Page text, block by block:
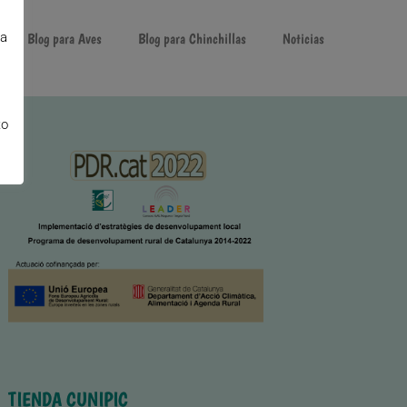
Blog para Aves Blog para Chinchillas Noticias
TIENDA CUNIPIC